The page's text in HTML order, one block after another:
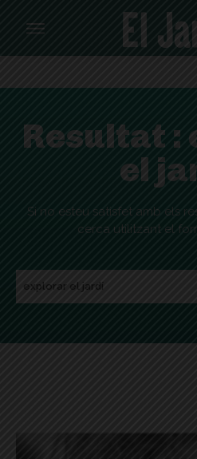
Resultat :
el
Si no esteu satisfet amb els
cerca utilitzant el